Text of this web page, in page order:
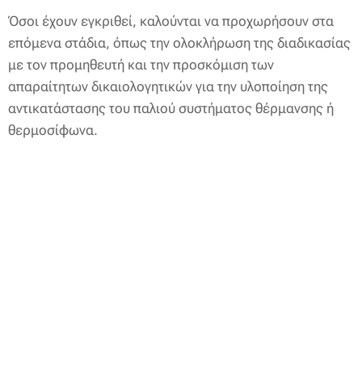
Όσοι έχουν εγκριθεί, καλούνται να προχωρήσουν στα
επόμενα στάδια, όπως την ολοκλήρωση της διαδικασίας
με τον προμηθευτή και την προσκόμιση των
απαραίτητων δικαιολογητικών για την υλοποίηση της
αντικατάστασης του παλιού συστήματος θέρμανσης ή
θερμοσίφωνα.